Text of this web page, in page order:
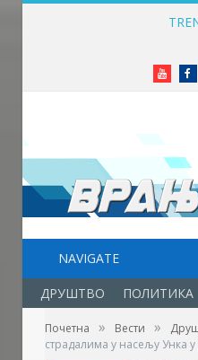
Youtube
NAVIGATE
ДРУШТВО ПОЛИТИКА
Почетна » Вести »
страдалима у насељу Унка